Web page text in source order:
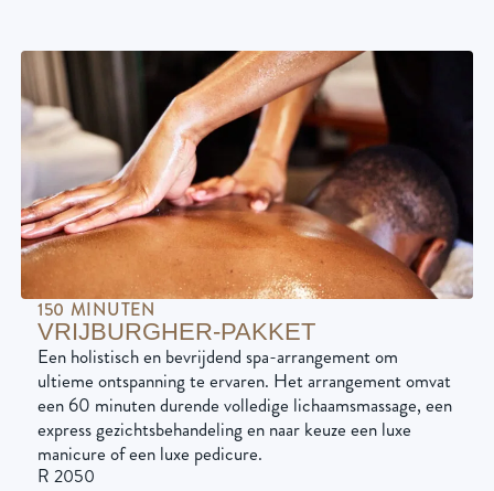
150 MINUTEN
VRIJBURGHER-PAKKET
Een holistisch en bevrijdend spa-arrangement om
ultieme ontspanning te ervaren. Het arrangement omvat
een 60 minuten durende volledige lichaamsmassage, een
express gezichtsbehandeling en naar keuze een luxe
manicure of een luxe pedicure.
R 2050